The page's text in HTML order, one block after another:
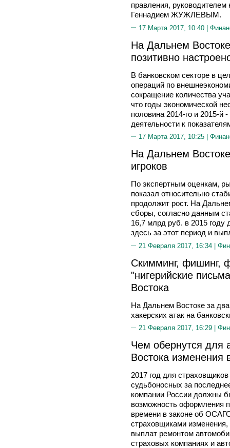
правления, руководителем
Геннадием ЖУЖЛЕВЫМ.
17 Марта 2017, 10:40 |
На Дальнем
позитивно
В банковском секторе в
операций по
сокращение количества
что годы экономической
половина 2014-го и 2015-й
деятельности к
17 Марта 2017, 10:25 |
На Дальнем
игроков
По экспертным оценкам,
показал относительно
продолжит рост. На
сборы, согласно данным
16,7 млрд руб. в 2015
здесь за этот период и
21 Февраля 2017, 16:34 |
Скимминг, фишинг,
"нигерийские
Востока
На Дальнем Востоке за
хакерских атак на
21 Февраля 2017, 16:29 |
Чем обернутся для
Востока
2017 год для
судьбоносных за
компании России должны
возможность оформления
времени в законе об
страховщиками
выплат ремонтом
страховых компаниях и